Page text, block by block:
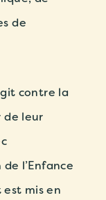
de
contre la
leur
l’Enfance
est mis en